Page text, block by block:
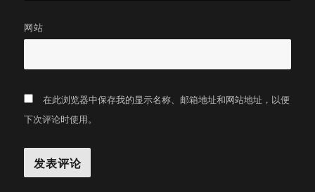
网站
在此浏览器中保存我的显示名称、邮箱地址和网站地址，以便
下次评论时使用。